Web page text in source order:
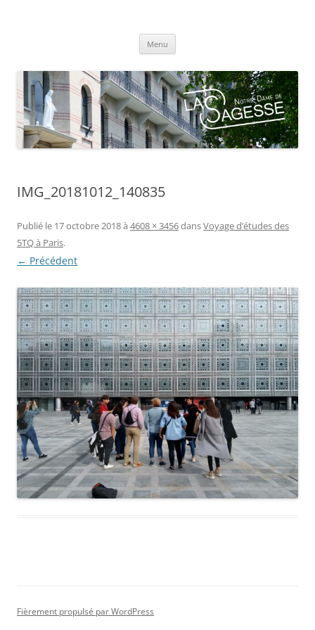
Sagesse
Menu
IMG_20181012_140835
Publié le 17 octobre 2018à 4608 × 3456dansVoyage d’études des
5TQ à Paris.
← Précédent
Fièrement propulsé par WordPress